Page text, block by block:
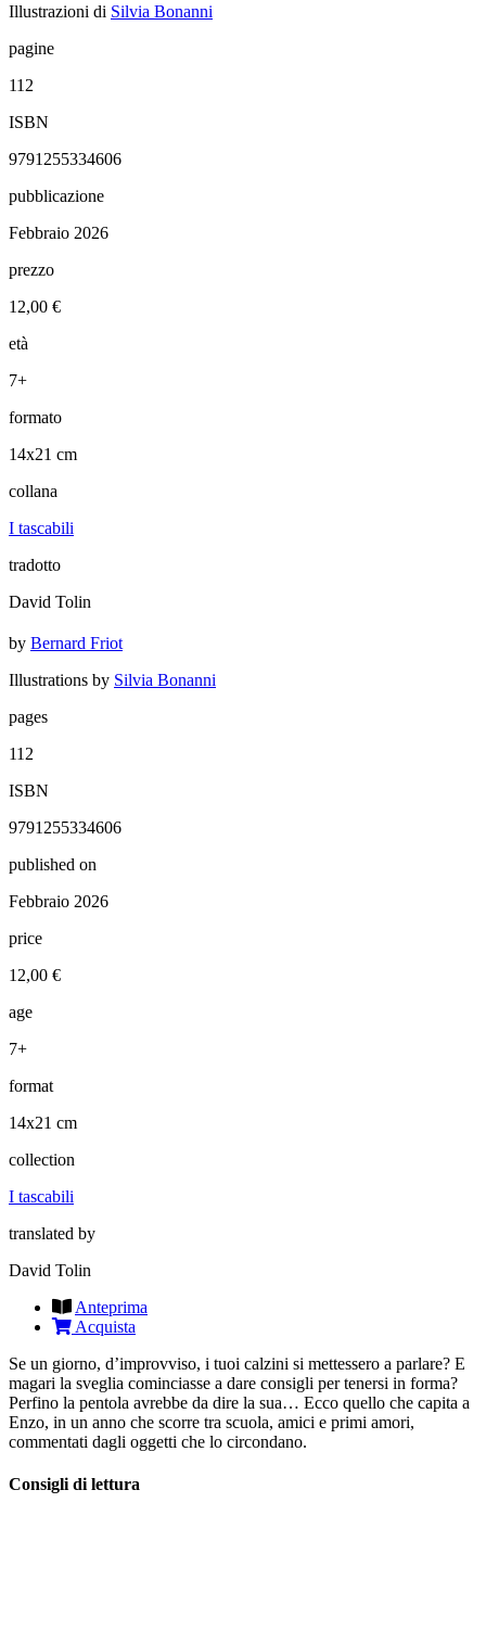
Illustrazioni di Silvia Bonanni
pagine
112
ISBN
9791255334606
pubblicazione
Febbraio 2026
prezzo
12,00 €
età
7+
formato
14x21 cm
collana
I tascabili
tradotto
David Tolin
by Bernard Friot
Illustrations by Silvia Bonanni
pages
112
ISBN
9791255334606
published on
Febbraio 2026
price
12,00 €
age
7+
format
14x21 cm
collection
I tascabili
translated by
David Tolin
Anteprima
Acquista
Se un giorno, d’improvviso, i tuoi calzini si mettessero a parlare? E
magari la sveglia cominciasse a dare consigli per tenersi in forma?
Perfino la pentola avrebbe da dire la sua… Ecco quello che capita a
Enzo, in un anno che scorre tra scuola, amici e primi amori,
commentati dagli oggetti che lo circondano.
Consigli di lettura